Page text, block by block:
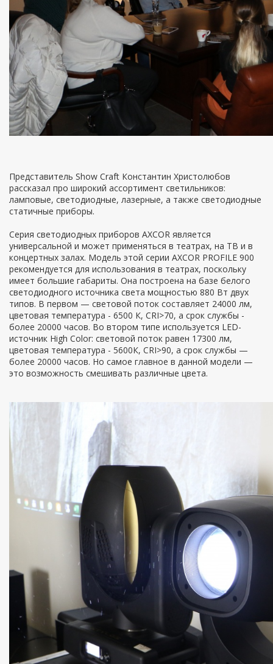
Представитель Show Craft Константин Христолюбов
рассказал про широкий ассортимент светильников:
ламповые, светодиодные, лазерные, а также светодиодные
статичные приборы.
Серия светодиодных приборов AXCOR является
универсальной и может применяться в театрах, на ТВ и в
концертных залах. Модель этой серии AXCOR PROFILE 900
рекомендуется для использования в театрах, поскольку
имеет большие габариты. Она построена на базе белого
светодиодного источника света мощностью 880 Вт двух
типов. В первом — световой поток составляет 24000 лм,
цветовая температура - 6500 К, CRI>70, а срок службы -
более 20000 часов. Во втором типе используется LED-
источник High Color: световой поток равен 17300 лм,
цветовая температура - 5600К, CRI>90, а срок службы —
более 20000 часов. Но самое главное в данной модели —
это возможность смешивать различные цвета.